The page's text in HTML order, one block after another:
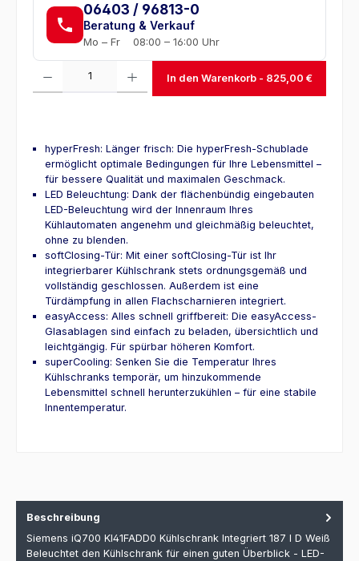
06403 / 96813-0
Beratung & Verkauf
Mo – Fr 08:00 – 16:00 Uhr
In den Warenkorb
hyperFresh: Länger frisch: Die hyperFresh-Schublade
ermöglicht optimale Bedingungen für Ihre Lebensmittel –
für bessere Qualität und maximalen Geschmack.
LED Beleuchtung: Dank der flächenbündig eingebauten
LED-Beleuchtung wird der Innenraum Ihres
Kühlautomaten angenehm und gleichmäßig beleuchtet,
ohne zu blenden.
softClosing-Tür: Mit einer softClosing-Tür ist Ihr
integrierbarer Kühlschrank stets ordnungsgemäß und
vollständig geschlossen. Außerdem ist eine
Türdämpfung in allen Flachscharnieren integriert.
easyAccess: Alles schnell griffbereit: Die easyAccess-
Glasablagen sind einfach zu beladen, übersichtlich und
leichtgängig. Für spürbar höheren Komfort.
superCooling: Senken Sie die Temperatur Ihres
Kühlschranks temporär, um hinzukommende
Lebensmittel schnell herunterzukühlen – für eine stabile
Innentemperatur.
Beschreibung
Siemens iQ700 KI41FADD0 Kühlschrank Integriert 187 l D Weiß
Beleuchtet den Kühlschrank für einen guten Überblick - LED-